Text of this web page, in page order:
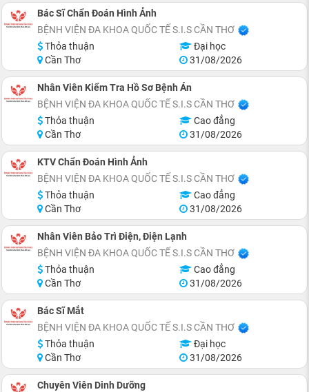
Bác Sĩ Chẩn Đoán Hình Ảnh
BỆNH VIỆN ĐA KHOA QUỐC TẾ S.I.S CẦN THƠ
Thỏa thuận
Đại học
Cần Thơ
31/08/2026
Nhân Viên Kiểm Tra Hồ Sơ Bệnh Án
BỆNH VIỆN ĐA KHOA QUỐC TẾ S.I.S CẦN THƠ
Thỏa thuận
Cao đẳng
Cần Thơ
31/08/2026
KTV Chẩn Đoán Hình Ảnh
BỆNH VIỆN ĐA KHOA QUỐC TẾ S.I.S CẦN THƠ
Thỏa thuận
Cao đẳng
Cần Thơ
31/08/2026
Nhân Viên Bảo Trì Điện, Điện Lạnh
BỆNH VIỆN ĐA KHOA QUỐC TẾ S.I.S CẦN THƠ
Thỏa thuận
Cao đẳng
Cần Thơ
31/08/2026
Bác Sĩ Mắt
BỆNH VIỆN ĐA KHOA QUỐC TẾ S.I.S CẦN THƠ
Thỏa thuận
Đại học
Cần Thơ
31/08/2026
Chuyên Viên Dinh Dưỡng